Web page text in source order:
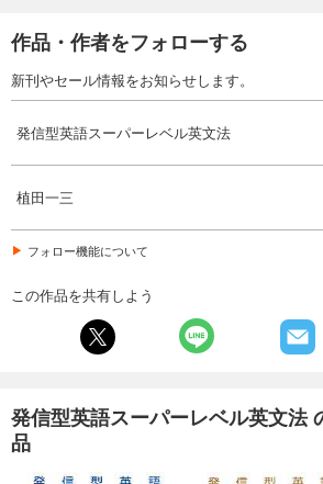
作品・作者をフォローする
新刊やセール情報をお知らせします。
発信型英語スーパーレベル英文法
植田一三
フォロー機能について
この作品を共有しよう
発信型英語スーパーレベル英文法
品